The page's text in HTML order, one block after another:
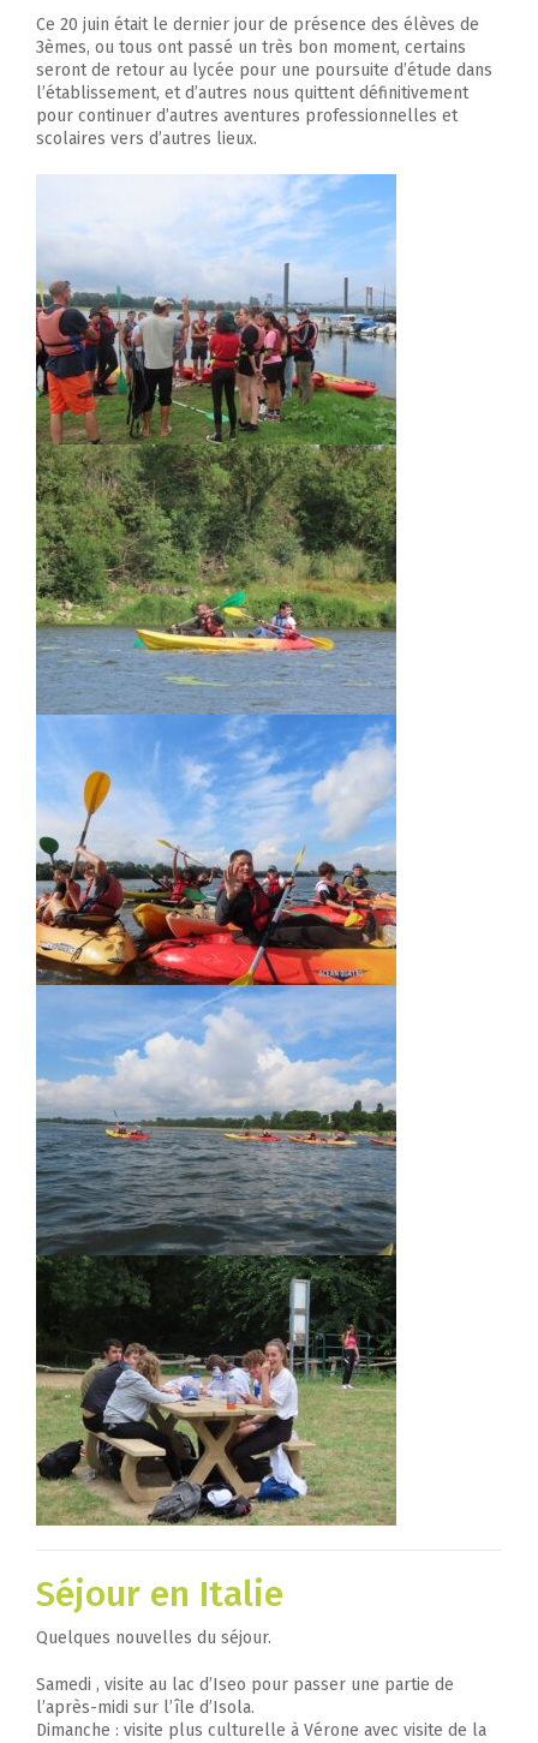
Ce 20 juin était le dernier jour de présence des élèves de
3èmes, ou tous ont passé un très bon moment, certains
seront de retour au lycée pour une poursuite d’étude dans
l’établissement, et d’autres nous quittent définitivement
pour continuer d’autres aventures professionnelles et
scolaires vers d’autres lieux.
Séjour en Italie
Quelques nouvelles du séjour.
Samedi , visite au lac d’Iseo pour passer une partie de
l’après-midi sur l’île d’Isola.
Dimanche : visite plus culturelle à Vérone avec visite de la